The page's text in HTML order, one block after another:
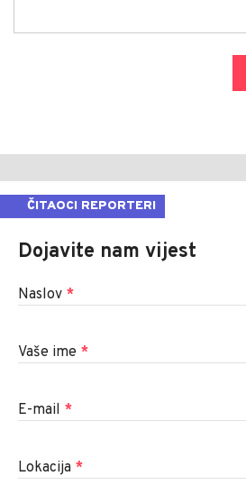
ČITAOCI REPORTERI
Dojavite nam vijest
Naslov *
Vaše ime *
E-mail *
Lokacija *